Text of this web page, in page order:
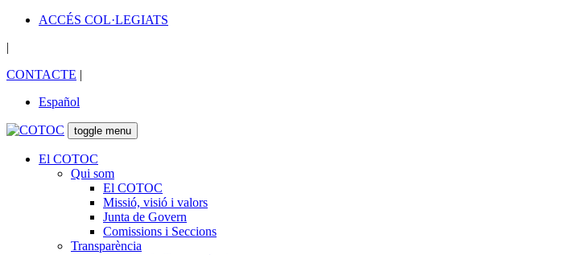
ACCÉS COL·LEGIATS
|
CONTACTE |
Español
toggle menu
El COTOC
Qui som
El COTOC
Missió, visió i valors
Junta de Govern
Comissions i Seccions
Transparència